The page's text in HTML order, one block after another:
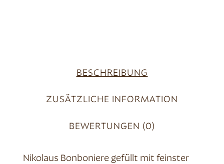
BESCHREIBUNG
ZUSÄTZLICHE INFORMATION
BEWERTUNGEN (0)
Nikolaus Bonboniere gefüllt mit feinster